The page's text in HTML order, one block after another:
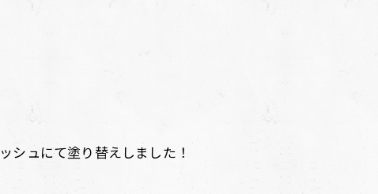
シュにて塗り替えしました！